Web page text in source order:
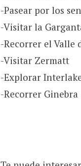
-Pasear por los
-Visitar la
-Recorrer el Valle
-Visitar Zermatt
-Explorar
-Recorrer Ginebra